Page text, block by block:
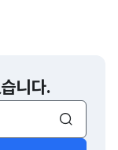
니다.
검색